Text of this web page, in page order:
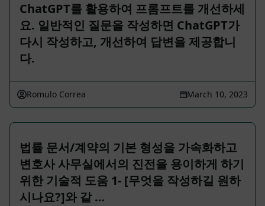
ChatGPT를 활용하여 프롬프트를 개선하세
요. 일반적인 질문을 작성하면 ChatGPT가
다시 작성하고, 개선하여 답변을 제공합니
다.
Romulo Correa March 10, 2023
법률 문서/계약의 기본 형성을 가속화하고
변호사 사무실에서의 진전을 용이하게 하기
위한 기술적 도움 1- [무엇을 작성하길 원하
시나요?]와 같 …